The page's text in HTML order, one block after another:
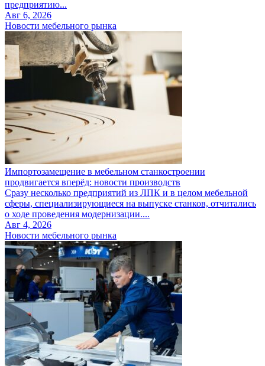
предприятию...
Авг 6, 2026
Новости мебельного рынка
Импортозамещение в мебельном станкостроении
продвигается вперёд: новости производств
Сразу несколько предприятий из ЛПК и в целом мебельной
сферы, специализирующиеся на выпуске станков, отчитались
о ходе проведения модернизации....
Авг 4, 2026
Новости мебельного рынка